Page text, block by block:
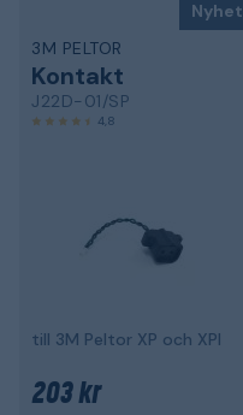
Nyhet
3M PELTOR
Kontakt
J22D-01/SP
4,8
till 3M Peltor XP och XPI
203 kr